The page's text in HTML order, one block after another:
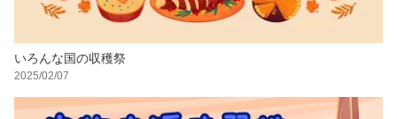
いろんな国の収穫祭
2025/02/07